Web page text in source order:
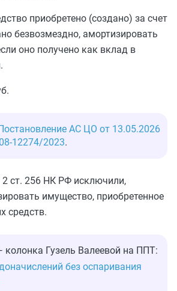
приобретено (создано) за счет
безвозмездно, амортизировать
оно получено как вклад в
АС ЦО от 13.05.2026
12274/2023.
2 ст. 256 НК РФ исключили,
имущество, приобретенное
средств.
Гузель Валеевой на ППТ:
без оспаривания